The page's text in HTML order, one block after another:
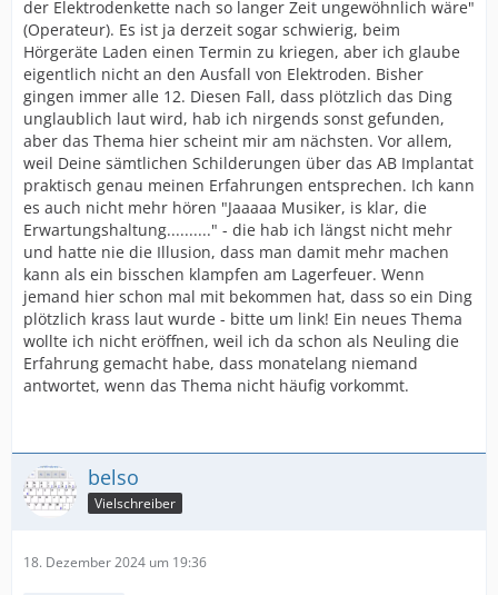
der Elektrodenkette nach so langer Zeit ungewöhnlich wäre"
(Operateur). Es ist ja derzeit sogar schwierig, beim
Hörgeräte Laden einen Termin zu kriegen, aber ich glaube
eigentlich nicht an den Ausfall von Elektroden. Bisher
gingen immer alle 12. Diesen Fall, dass plötzlich das Ding
unglaublich laut wird, hab ich nirgends sonst gefunden,
aber das Thema hier scheint mir am nächsten. Vor allem,
weil Deine sämtlichen Schilderungen über das AB Implantat
praktisch genau meinen Erfahrungen entsprechen. Ich kann
es auch nicht mehr hören "Jaaaaa Musiker, is klar, die
Erwartungshaltung.........." - die hab ich längst nicht mehr
und hatte nie die Illusion, dass man damit mehr machen
kann als ein bisschen klampfen am Lagerfeuer. Wenn
jemand hier schon mal mit bekommen hat, dass so ein Ding
plötzlich krass laut wurde - bitte um link! Ein neues Thema
wollte ich nicht eröffnen, weil ich da schon als Neuling die
Erfahrung gemacht habe, dass monatelang niemand
antwortet, wenn das Thema nicht häufig vorkommt.
belso
Vielschreiber
18. Dezember 2024 um 19:36